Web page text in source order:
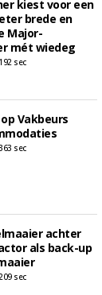
kiest voor een
brede en
Major-
mét wiedeg
192 sec
Vakbeurs
sec
achter
als back-up
sec